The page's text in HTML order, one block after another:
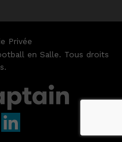
Privée
en Salle. Tous droits